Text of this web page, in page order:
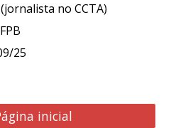
no CCTA)
25
inicial